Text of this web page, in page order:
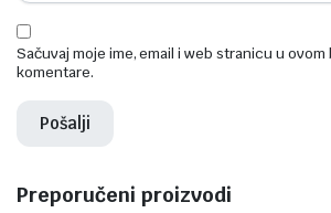
Sačuvaj moje ime, email i web stranicu u
komentare.
Preporučeni proizvodi